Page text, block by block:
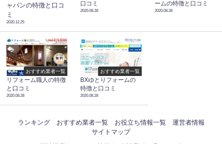
ャパンの特徴と口コ
ミ
2020.12.25
口コミ
2020.08.28
ームの特徴と口コミ
2020.08.28
おすすめ業者一覧
リフォーム職人の特徴
と口コミ
2020.08.28
おすすめ業者一覧
BXゆとりフォームの
特徴と口コミ
2020.08.28
ランキング おすすめ業者一覧 お役立ち情報一覧
運営者情報
サイトマップ